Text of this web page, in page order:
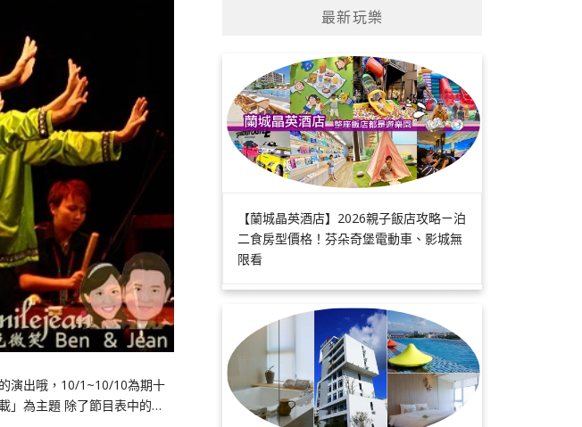
演出哦，10/1~10/10為期十
」為主題 除了節目表中的…
最新玩樂
【蘭城晶英酒店】2026親子飯店攻略ㄧ泊
二食房型價格！芬朵奇堡電動車、影城無
限看